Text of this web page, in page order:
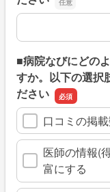
上記のように回答
■病院なびにどの
すか。以下の選択
ださい
口コミの掲
医師の情報(
富にする